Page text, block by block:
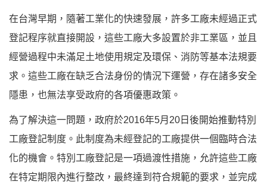
在台灣早期，隨著工業化的快速發展，許多工廠未經過正式
登記程序就直接開設，這些工廠大多設置於非工業區，並且
經營過程中未滿足土地使用規定及環保、消防等基本法規要
求。這些工廠在缺乏合法身份的情況下運營，存在諸多安全
隱患，也無法享受政府的各項優惠政策。
為了解決這一問題，政府於2016年5月20日後開始推動特別
工廠登記制度。此制度為未經登記的工廠提供一個臨時合法
化的機會。特別工廠登記是一項過渡性措施，允許這些工廠
在特定期限內進行整改，最終達到符合規範的要求，並完成